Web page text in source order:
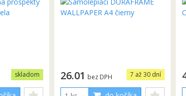
skladom 7 až 30 dní
26.01 bez DPH